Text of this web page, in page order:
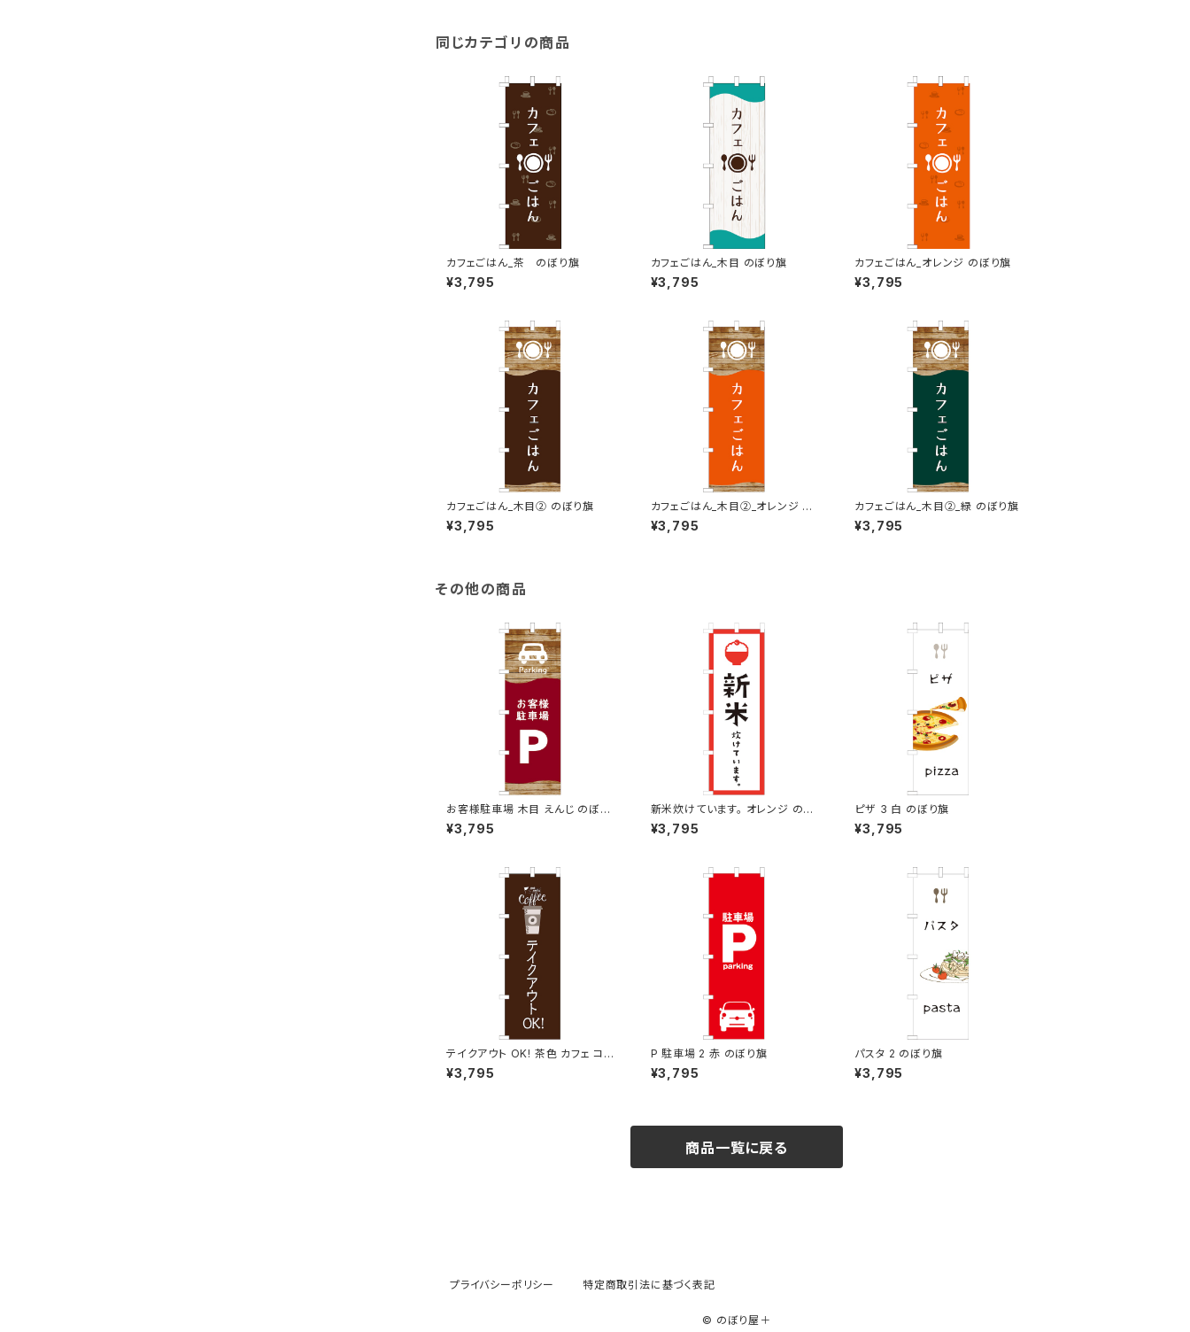
同じカテゴリの商品
カフェごはん_茶 のぼり旗
¥3,795
カフェごはん_木目 のぼり旗
¥3,795
カフェごはん_オレンジ のぼり旗
¥3,795
カフェごはん_木目② のぼり旗
¥3,795
カフェごはん_木目②_オレンジ の
ぼり旗
¥3,795
カフェごはん_木目②_緑 のぼり旗
¥3,795
その他の商品
お客様駐車場 木目 えんじ のぼり
旗
¥3,795
新米炊けています。 オレンジ のぼ
り旗
¥3,795
ピザ 3 白 のぼり旗
¥3,795
テイクアウト OK! 茶色 カフェ コー
ヒー のぼり旗
¥3,795
P 駐車場 2 赤 のぼり旗
¥3,795
パスタ 2 のぼり旗
¥3,795
商品一覧に戻る
プライバシーポリシー 特定商取引法に基づく表記
© のぼり屋＋